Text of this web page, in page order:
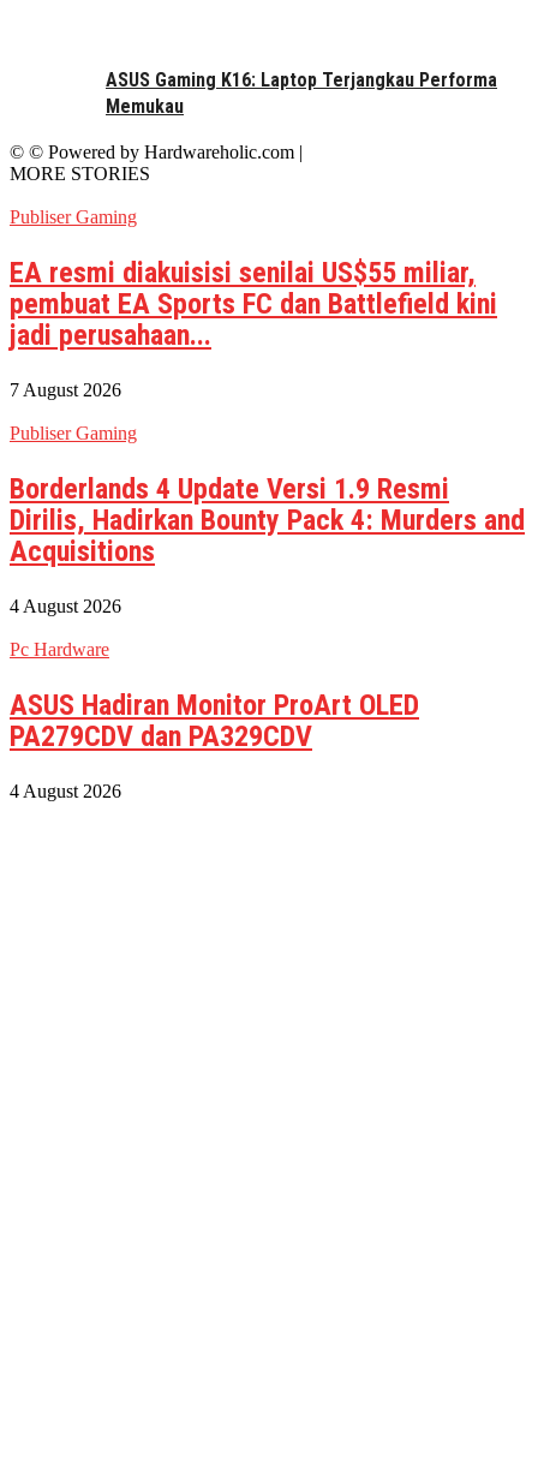
ASUS Gaming K16: Laptop Terjangkau Performa
Memukau
© © Powered by Hardwareholic.com |
MORE STORIES
Publiser Gaming
EA resmi diakuisisi senilai US$55 miliar,
pembuat EA Sports FC dan Battlefield kini
jadi perusahaan...
7 August 2026
Publiser Gaming
Borderlands 4 Update Versi 1.9 Resmi
Dirilis, Hadirkan Bounty Pack 4: Murders and
Acquisitions
4 August 2026
Pc Hardware
ASUS Hadiran Monitor ProArt OLED
PA279CDV dan PA329CDV
4 August 2026